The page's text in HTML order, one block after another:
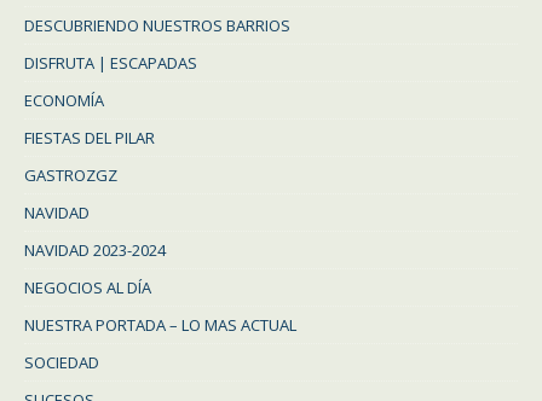
DESCUBRIENDO NUESTROS BARRIOS
DISFRUTA | ESCAPADAS
ECONOMÍA
FIESTAS DEL PILAR
GASTROZGZ
NAVIDAD
NAVIDAD 2023-2024
NEGOCIOS AL DÍA
NUESTRA PORTADA – LO MAS ACTUAL
SOCIEDAD